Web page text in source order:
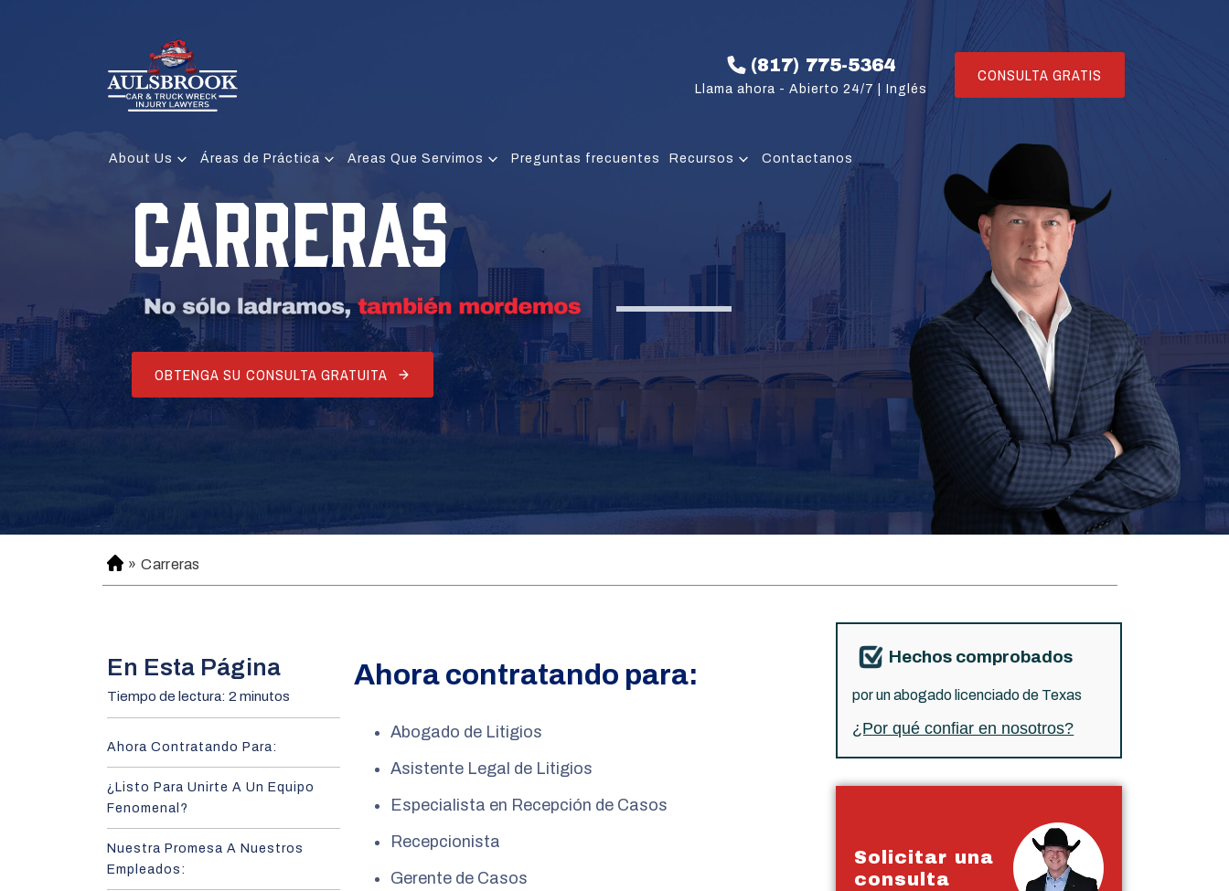
(817) 775-5364
Llama ahora - Abierto 24/7 | Inglés
CONSULTA GRATIS
About Us Áreas de Práctica Areas Que Servimos Preguntas frecuentes Recursos Contactanos
CARRERAS
OBTENGA SU CONSULTA GRATUITA
H
o
» Carreras
En Esta Página
Tiempo de lectura: 2 minutos
Ahora Contratando Para:
¿Listo Para Unirte A Un Equipo
Fenomenal?
Nuestra Promesa A Nuestros
Empleados:
Ahora contratando para:
Abogado de Litigios
Asistente Legal de Litigios
Especialista en Recepción de Casos
Recepcionista
Gerente de Casos
Hechos comprobados
por un abogado licenciado de Texas
¿Por qué confiar en nosotros?
Solicitar una
consulta